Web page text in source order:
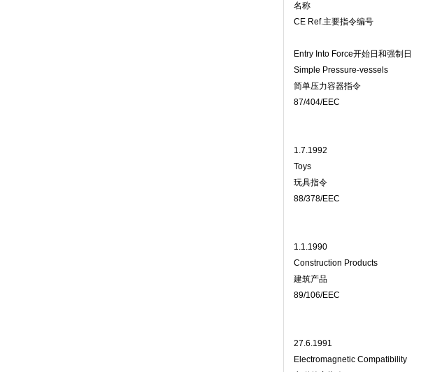
名称
CE Ref.主要指令编号
Entry Into Force开始日和强制日
Simple Pressure-vessels
简单压力容器指令
87/404/EEC
1.7.1992
Toys
玩具指令
88/378/EEC
1.1.1990
Construction Products
建筑产品
89/106/EEC
27.6.1991
Electromagnetic Compatibility